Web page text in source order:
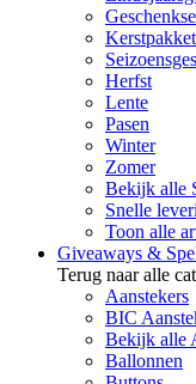
Herfst
Lente
Pasen
Winter
Zomer
Bekijk alle
Snelle
Toon alle
Giveaways &
Terug naar alle
Aanstekers
BIC
Bekijk alle
Ballonnen